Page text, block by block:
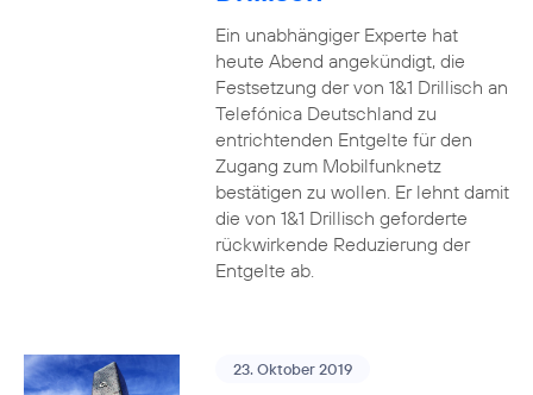
Ein unabhängiger Experte hat
heute Abend angekündigt, die
Festsetzung der von 1&1 Drillisch an
Telefónica Deutschland zu
entrichtenden Entgelte für den
Zugang zum Mobilfunknetz
bestätigen zu wollen. Er lehnt damit
die von 1&1 Drillisch geforderte
rückwirkende Reduzierung der
Entgelte ab.
23. Oktober 2019